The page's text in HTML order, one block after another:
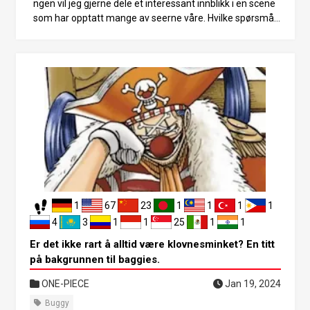
ngen vil jeg gjerne dele et interessant innblikk i en scene
som har opptatt mange av seerne våre. Hvilke spørsmål
ks’ venstre hånd blir bitt av av nærhavets herre. På den ti
den, omtrent seks år før Shanks ble den fjerde keiseren,
ville han virkelig ha lidd så stor skade at en av hendene h
ans ble bitt av av Nærhavets herre? Fra publikum, Er det i
kke en innstillingsfeil? Var han faktisk begavet og svekke
t fordi han var under vann? Matet han dem med vilje? og
mange andre betraktninger har dukket opp. I denne utga
ven vil jeg gjerne introdusere en svært overraskende betr
aktning som ikke faller inn under de ovennevnte kategori
ene. Luffy spiste armen til Shanks! La meg først og frem
st fortelle deg konklusjonen. “Jeg trodde at det var Luffy
ha spist Nikanika-frukten våkner Luffy opp i møte med d
øden.
1 67 23 1 1 1
1
4
3 1 1 25 1 1
Er det ikke rart å alltid være klovnesminket? En titt
på bakgrunnen til baggies.
ONE-PIECE Jan 19, 2024
Buggy